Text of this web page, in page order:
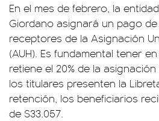
En el mes de febrero, la
Giordano asignará un pago de
receptores de la Asignación
(AUH). Es fundamental tener
retiene el 20% de la
los titulares presenten la
retención, los beneficiarios
de $33.057.